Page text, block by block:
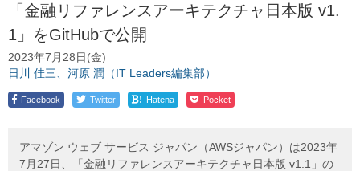
「金融リファレンスアーキテクチャ日本版 v1.
1」をGitHubで公開
2023年7月28日(金)
日川 佳三、河原 潤（IT Leaders編集部）
Facebook Twitter ! Hatena Pocket
アマゾン ウェブ サービス ジャパン（AWSジャパン）は2023年
7月27日、「金融リファレンスアーキテクチャ日本版 v1.1」の